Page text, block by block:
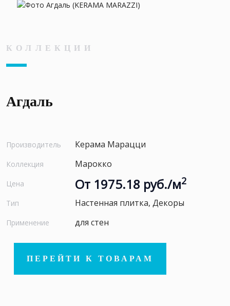
КОЛЛЕКЦИИ
Агдаль
Производитель Керама Марацци
Коллекция Марокко
Цена От 1975.18 руб./м2
Тип Настенная плитка, Декоры
Применение для стен
ПЕРЕЙТИ К ТОВАРАМ